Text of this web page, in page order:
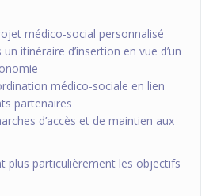
médico-social personnalisé
un itinéraire d’insertion en vue d’un
médico-sociale en lien
partenaires
d’accès et de maintien aux
plus particulièrement les objectifs